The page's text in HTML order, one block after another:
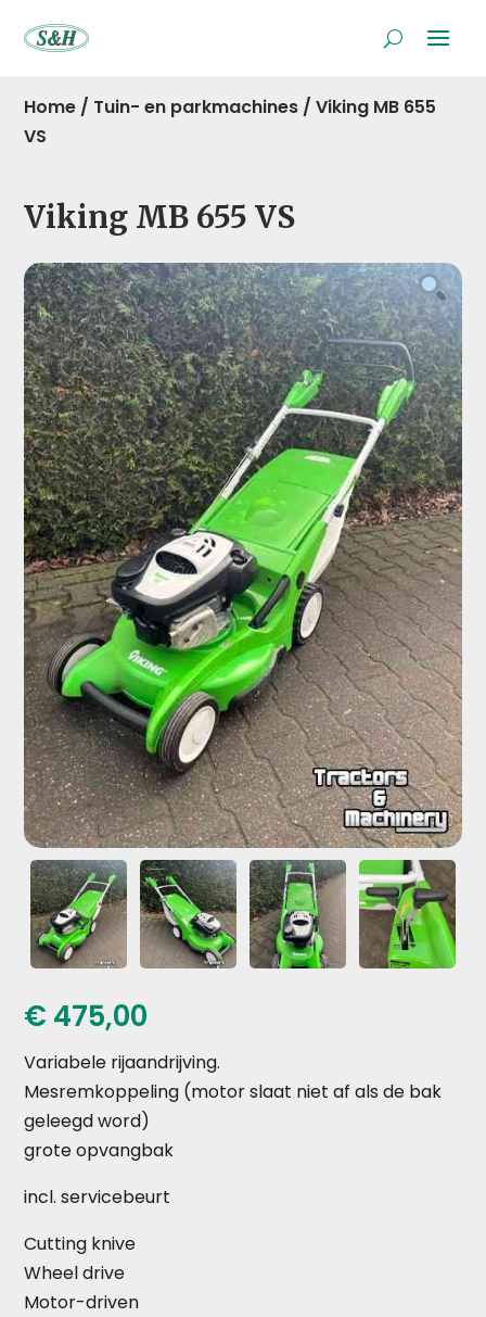
Home / Tuin- en parkmachines /Viking MB 655
VS
Viking MB 655 VS
€ 475,00
Variabele rijaandrijving.
Mesremkoppeling (motor slaat niet af als de bak
geleegd word)
grote opvangbak
incl. servicebeurt
Cutting knive
Wheel drive
Motor-driven